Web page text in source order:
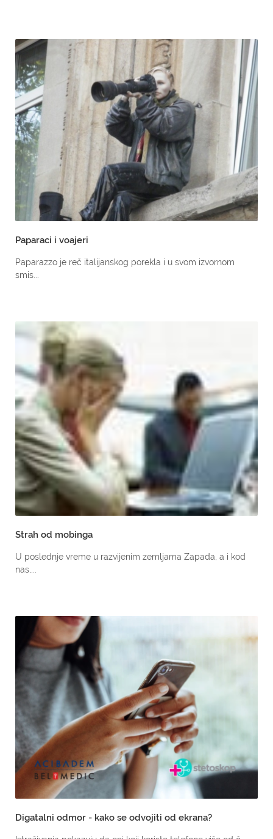
Paparaci i voajeri
Paparazzo je reč italijanskog porekla i u svom izvornom
smis...
Strah od mobinga
U poslednje vreme u razvijenim zemljama Zapada, a i kod
nas,...
Digatalni odmor - kako se odvojiti od ekrana?